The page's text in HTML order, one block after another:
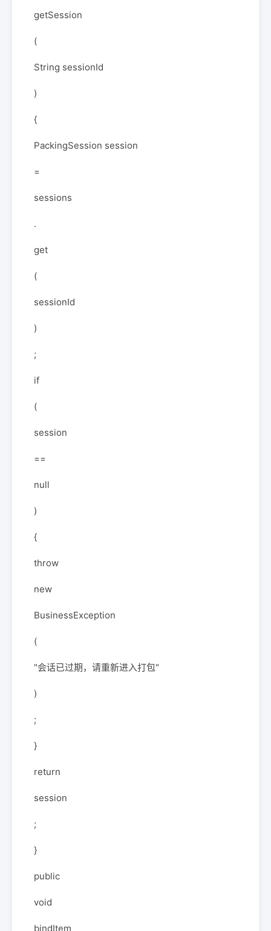
getSession
(
String sessionId
)
{
PackingSession session
=
sessions
.
get
(
sessionId
)
;
if
(
session
==
null
)
{
throw
new
BusinessException
(
"会话已过期，请重新进入打包"
)
;
}
return
session
;
}
public
void
bindItem